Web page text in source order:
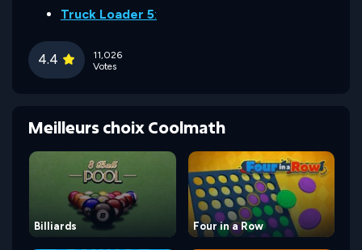
Truck Loader 5:
4.4
11,026
Votes
Meilleurs choix Coolmath
Billiards Four in a Row